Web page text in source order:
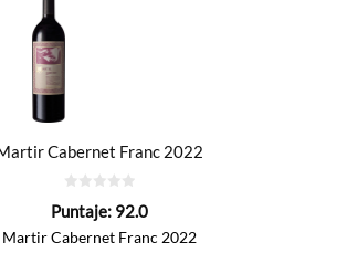
Cabernet Franc 2022
de
Puntaje: 92.0
Martir Cabernet Franc 2022